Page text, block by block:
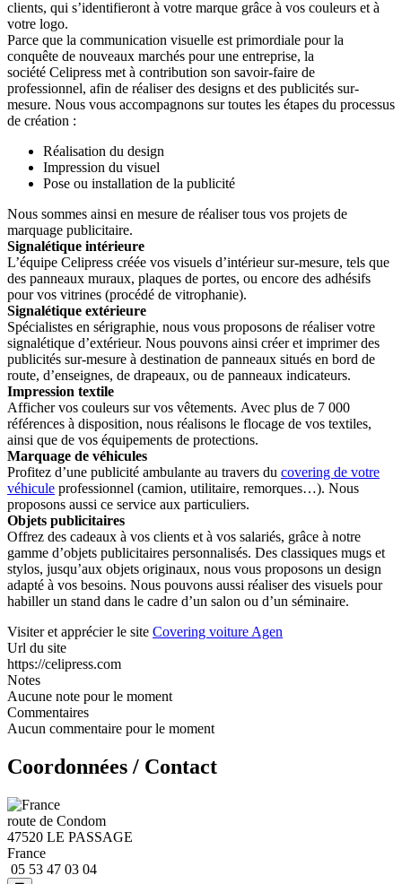
clients, qui s’identifieront à votre marque grâce à vos couleurs et à
votre logo.
Parce que la communication visuelle est primordiale pour la
conquête de nouveaux marchés pour une entreprise, la
société Celipress met à contribution son savoir-faire de
professionnel, afin de réaliser des designs et des publicités sur-
mesure. Nous vous accompagnons sur toutes les étapes du processus
de création :
Réalisation du design
Impression du visuel
Pose ou installation de la publicité
Nous sommes ainsi en mesure de réaliser tous vos projets de
marquage publicitaire.
Signalétique intérieure
L’équipe Celipress créée vos visuels d’intérieur sur-mesure, tels que
des panneaux muraux, plaques de portes, ou encore des adhésifs
pour vos vitrines (procédé de vitrophanie).
Signalétique extérieure
Spécialistes en sérigraphie, nous vous proposons de réaliser votre
signalétique d’extérieur. Nous pouvons ainsi créer et imprimer des
publicités sur-mesure à destination de panneaux situés en bord de
route, d’enseignes, de drapeaux, ou de panneaux indicateurs.
Impression textile
Afficher vos couleurs sur vos vêtements. Avec plus de 7 000
références à disposition, nous réalisons le flocage de vos textiles,
ainsi que de vos équipements de protections.
Marquage de véhicules
Profitez d’une publicité ambulante au travers du covering de votre
véhicule professionnel (camion, utilitaire, remorques…). Nous
proposons aussi ce service aux particuliers.
Objets publicitaires
Offrez des cadeaux à vos clients et à vos salariés, grâce à notre
gamme d’objets publicitaires personnalisés. Des classiques mugs et
stylos, jusqu’aux objets originaux, nous vous proposons un design
adapté à vos besoins. Nous pouvons aussi réaliser des visuels pour
habiller un stand dans le cadre d’un salon ou d’un séminaire.
Visiter et apprécier le site Covering voiture Agen
Url du site
https://celipress.com
Notes
Aucune note pour le moment
Commentaires
Aucun commentaire pour le moment
Coordonnées / Contact
route de Condom
47520 LE PASSAGE
France
05 53 47 03 04